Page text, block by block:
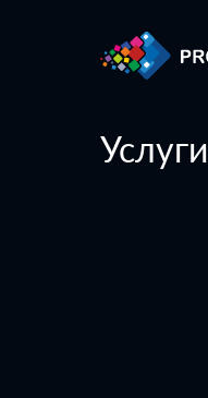
Услуги